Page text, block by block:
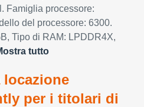
Famiglia processore:
del processore: 6300.
Tipo di RAM: LPDDR4X,
tutto
locazione
per i titolari di